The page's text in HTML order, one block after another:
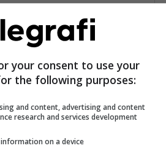
shkaktojnë
shtëpinë tuaj!
your consent to use your
the following purposes:
and content, advertising and content
research and services development
on a device